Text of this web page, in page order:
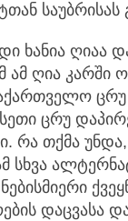
საუბრისას
ხანია ღიაა
ამ ღია კარში
ცრუ
ცრუ
რა თქმა
სხვა
დაცვასა